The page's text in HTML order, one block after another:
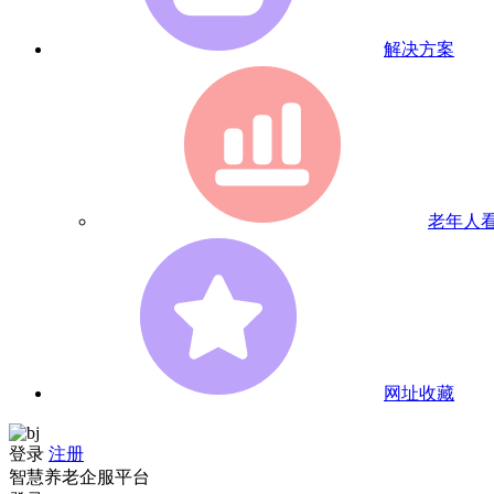
解决方案
老年人
网址收藏
登录 注册
智慧养老企服平台